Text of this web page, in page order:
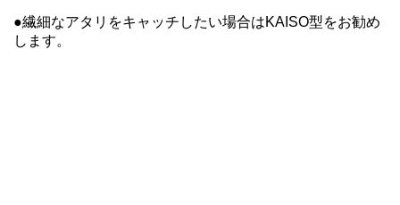
●繊細なアタリをキャッチしたい場合はKAISO型をお勧め
します。